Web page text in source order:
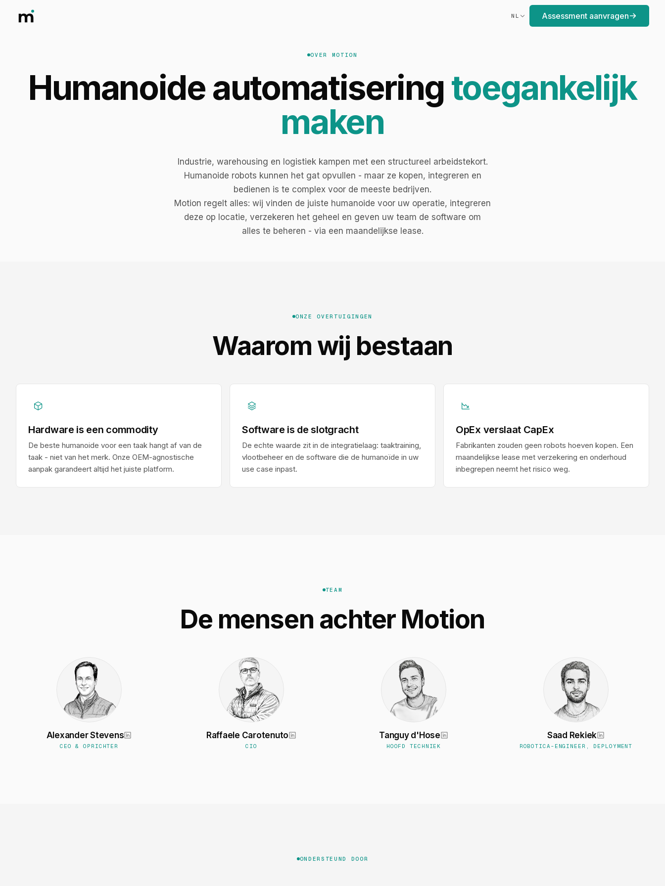
NL Assessment aanvragen
OVER MOTION
Humanoide automatiseringtoegankelijk
maken
Industrie, warehousing en logistiek kampen met een structureel arbeidstekort.
Humanoide robots kunnen het gat opvullen - maar ze kopen, integreren en
bedienen is te complex voor de meeste bedrijven.
Motion regelt alles: wij vinden de juiste humanoide voor uw operatie, integreren
deze op locatie, verzekeren het geheel en geven uw team de software om
alles te beheren - via een maandelijkse lease.
ONZE OVERTUIGINGEN
Waarom wij bestaan
Hardware is een commodity
De beste humanoide voor een taak hangt af van de
taak - niet van het merk. Onze OEM-agnostische
aanpak garandeert altijd het juiste platform.
Software is de slotgracht
De echte waarde zit in de integratielaag: taaktraining,
vlootbeheer en de software die de humanoïde in uw
use case inpast.
OpEx verslaat CapEx
Fabrikanten zouden geen robots hoeven kopen. Een
maandelijkse lease met verzekering en onderhoud
inbegrepen neemt het risico weg.
TEAM
De mensen achter Motion
Alexander Stevens
CEO & OPRICHTER
Raffaele Carotenuto
CIO
Tanguy d'Hose
HOOFD TECHNIEK
Saad Rekiek
ROBOTICA-ENGINEER, DEPLOYMENT
ONDERSTEUND DOOR